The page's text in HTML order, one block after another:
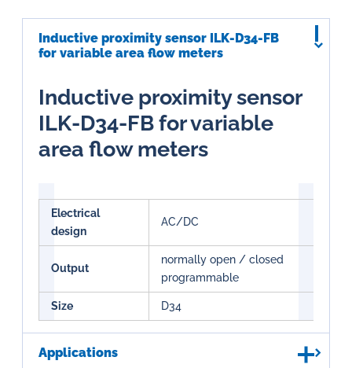
Inductive proximity sensor ILK-D34-FB
for variable area flow meters
Inductive proximity sensor
ILK-D34-FB for variable
area flow meters
Electrical
design
AC/DC
Output
normally open / closed
programmable
Size D34
Applications